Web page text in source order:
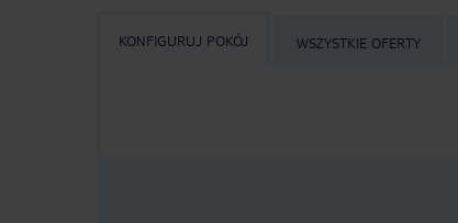
KONFIGURUJ POKÓJ WSZYSTKIE OFERTY